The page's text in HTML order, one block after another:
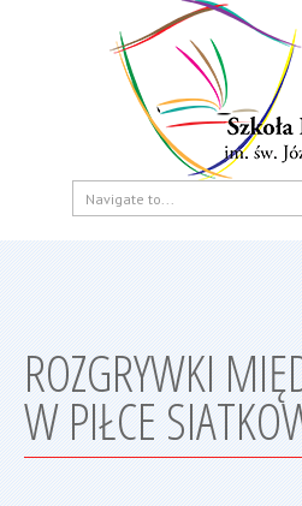
ROZGRYWKI
W PIŁCE